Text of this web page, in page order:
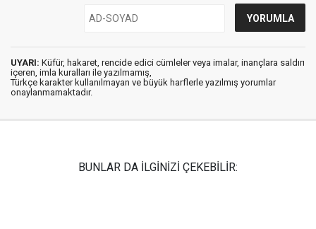
UYARI: Küfür, hakaret, rencide edici cümleler veya imalar, inançlara saldırı
içeren, imla kuralları ile yazılmamış,
Türkçe karakter kullanılmayan ve büyük harflerle yazılmış yorumlar
onaylanmamaktadır.
BUNLAR DA İLGİNİZİ ÇEKEBİLİR: